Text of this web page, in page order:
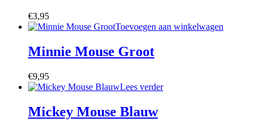
€3,95
Toevoegen aan winkelwagen
Minnie Mouse Groot
€9,95
Lees verder
Mickey Mouse Blauw